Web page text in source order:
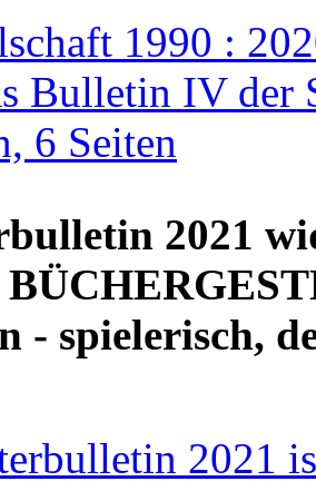
1990 :
Bulletin IV der
6 Seiten
2021
- spielerisch,
2021